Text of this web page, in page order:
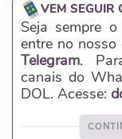
VEM SEGUIR
Seja sempre
entre no
Telegram.
canais do
DOL. Acesse: